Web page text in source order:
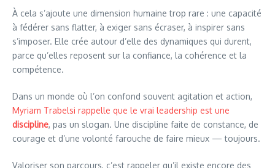
À cela s’ajoute une dimension humaine trop rare : une capacité
à fédérer sans flatter, à exiger sans écraser, à inspirer sans
s’imposer. Elle crée autour d’elle des dynamiques qui durent,
parce qu’elles reposent sur la confiance, la cohérence et la
compétence.
Dans un monde où l’on confond souvent agitation et action,
Myriam Trabelsi rappelle que le vrai leadership est une
discipline, pas un slogan. Une discipline faite de constance, de
courage et d’une volonté farouche de faire mieux — toujours.
Valoriser son parcours, c’est rappeler qu’il existe encore des